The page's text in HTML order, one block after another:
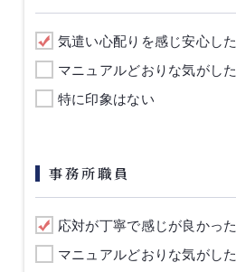
気遣い心配りを感じ安心した
マニュアルどおりな気がした
特に印象はない
事務所職員
応対が丁寧で感じが良かった
マニュアルどおりな気がした